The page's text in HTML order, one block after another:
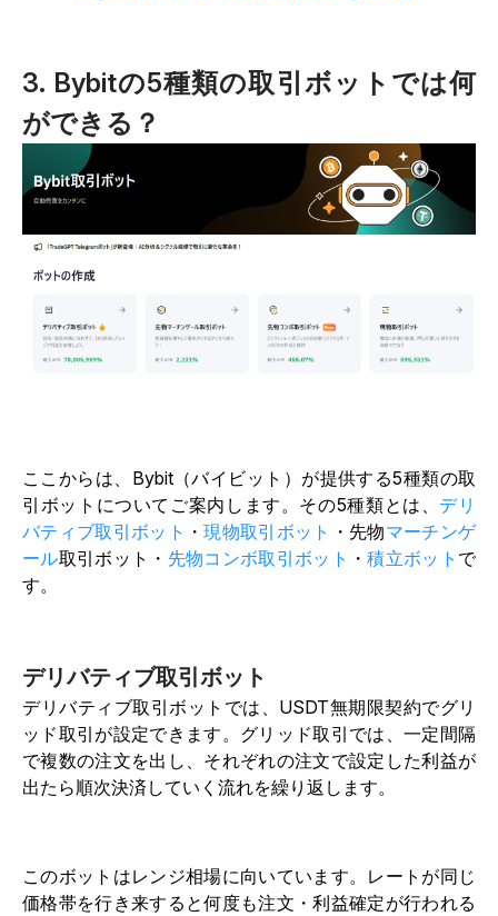
3. Bybitの5種類の取引ボットでは何
ができる？
ここからは、Bybit（バイビット）が提供する5種類の取
引ボットについてご案内します。その5種類とは、 デリ
バティブ取引ボット ・現物取引ボット ・先物マーチンゲ
ール取引ボット・ 先物コンボ取引ボット ・積立ボット で
す。
デリバティブ取引ボット
デリバティブ取引ボットでは、USDT無期限契約でグリ
ッド取引が設定できます。グリッド取引では、一定間隔
で複数の注文を出し、それぞれの注文で設定した利益が
出たら順次決済していく流れを繰り返します。
このボットはレンジ相場に向いています。レートが同じ
価格帯を行き来すると何度も注文・利益確定が行われる